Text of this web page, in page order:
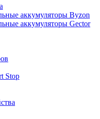
аккумуляторы Byzon
аккумуляторы Gector
Stop